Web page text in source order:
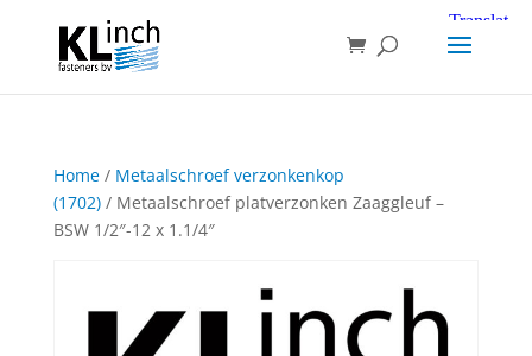
Home/ Metaalschroef verzonkenkop
(1702)/ Metaalschroef platverzonken Zaaggleuf –
BSW 1/2″-12 x 1.1/4″